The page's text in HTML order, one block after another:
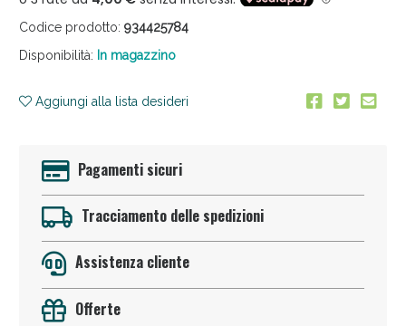
Codice prodotto: 934425784
Disponibilità: In magazzino
Aggiungi alla lista desideri
Pagamenti sicuri
Tracciamento delle spedizioni
Assistenza cliente
Offerte
Anticellulite e Fanghi: Sconto fino al 40% valido
oggi!